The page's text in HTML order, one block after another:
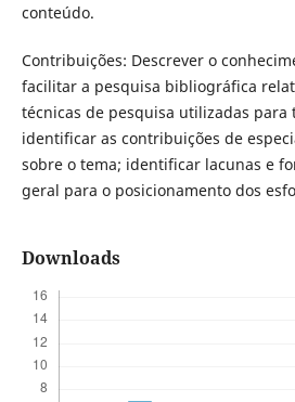
conteúdo.
Contribuições: Descrever o
facilitar a pesquisa bibliográfica
técnicas de pesquisa utilizadas para
identificar as contribuições de
sobre o tema; identificar lacunas e
geral para o posicionamento dos
Downloads